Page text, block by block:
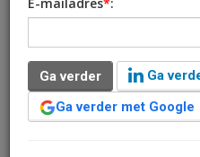
Holtenbroek
Kimberly Camu
13
1 minuut leestijd
Woningcorporatie SWZ
Ga verder
Ga
Ga verder met Google